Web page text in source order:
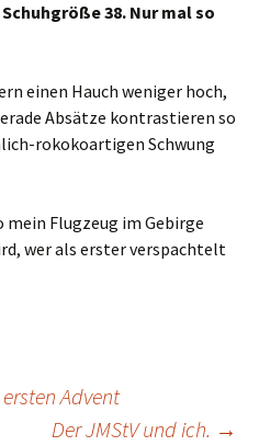
38. Nur mal so
einen Hauch weniger hoch,
Absätze kontrastieren so
rokokoartigen Schwung
Flugzeug im Gebirge
wer als erster verspachtelt
Advent
Der JMStV und ich. →